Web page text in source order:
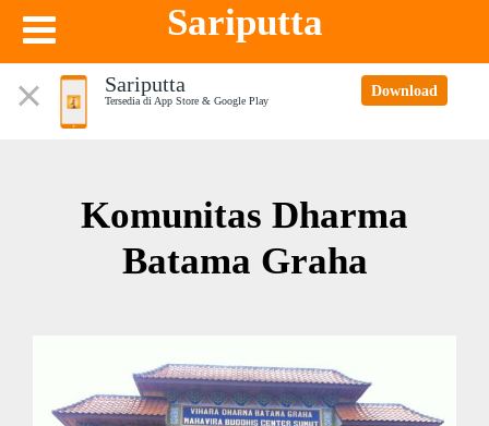
Sariputta
Sariputta
Tersedia di App Store & Google Play
Download
Komunitas Dharma
Batama Graha